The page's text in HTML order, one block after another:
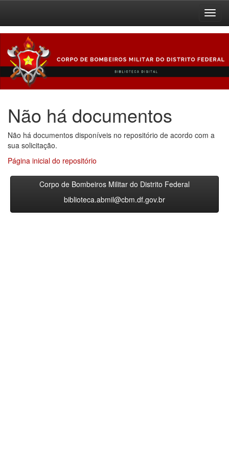
navigation
Não há documentos
Não há documentos disponíveis no repositório de acordo com a
sua solicitação.
Página inicial do repositório
Corpo de Bombeiros Militar do Distrito Federal
biblioteca.abmil@cbm.df.gov.br